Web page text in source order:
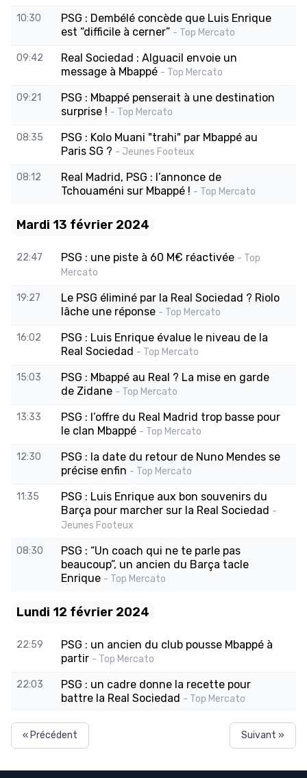
10:30
PSG : Dembélé concède que Luis Enrique
est “difficile à cerner” - Top Mercato
09:42
Real Sociedad : Alguacil envoie un
message à Mbappé - Top Mercato
09:21
PSG : Mbappé penserait à une destination
surprise ! - Top Mercato
08:35
PSG : Kolo Muani "trahi" par Mbappé au
Paris SG ? - Jeunes Footeux
08:12
Real Madrid, PSG : l’annonce de
Tchouaméni sur Mbappé ! - Top Mercato
Mardi 13 février 2024
22:47 PSG : une piste à 60 M€ réactivée - Top
Mercato
19:27
Le PSG éliminé par la Real Sociedad ? Riolo
lâche une réponse - Top Mercato
16:02
PSG : Luis Enrique évalue le niveau de la
Real Sociedad - Top Mercato
15:03
PSG : Mbappé au Real ? La mise en garde
de Zidane - Top Mercato
13:33
PSG : l’offre du Real Madrid trop basse pour
le clan Mbappé - Top Mercato
12:30
PSG : la date du retour de Nuno Mendes se
précise enfin - Top Mercato
11:35
PSG : Luis Enrique aux bon souvenirs du
Barça pour marcher sur la Real Sociedad -
Jeunes Footeux
08:30
PSG : “Un coach qui ne te parle pas
beaucoup”, un ancien du Barça tacle
Enrique - Top Mercato
Lundi 12 février 2024
22:59
PSG : un ancien du club pousse Mbappé à
partir - Top Mercato
22:03
PSG : un cadre donne la recette pour
battre la Real Sociedad - Top Mercato
« Précédent Suivant »